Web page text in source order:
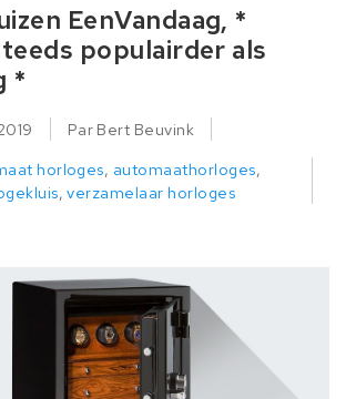
EenVandaag, *
populairder als
*
Par Bert Beuvink
horloges, automaathorloges,
,verzamelaar horloges